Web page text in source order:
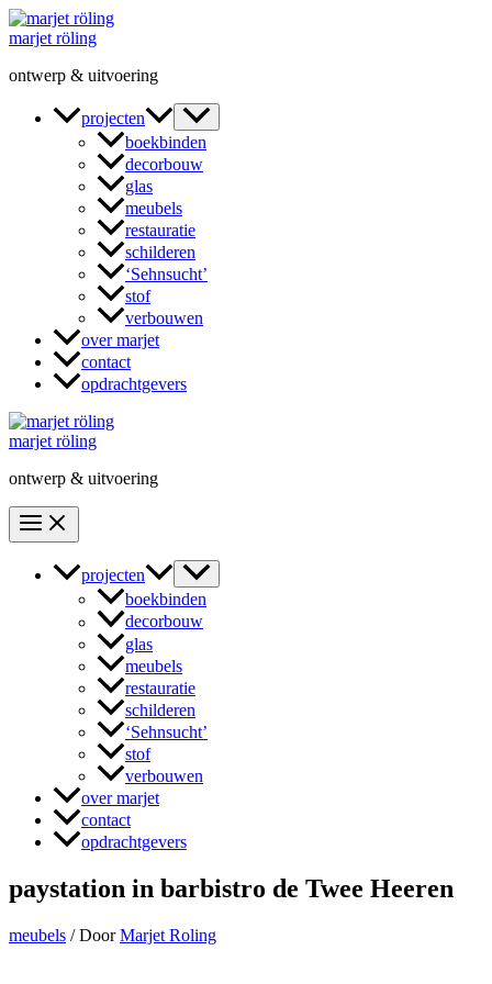
Ga
naar
inhoud
marjet röling
ontwerp & uitvoering
projecten
boekbinden
decorbouw
glas
meubels
restauratie
schilderen
‘Sehnsucht’
stof
verbouwen
over marjet
contact
opdrachtgevers
marjet röling
ontwerp & uitvoering
projecten
boekbinden
decorbouw
glas
meubels
restauratie
schilderen
‘Sehnsucht’
stof
verbouwen
over marjet
contact
opdrachtgevers
paystation in barbistro de Twee Heeren
meubels / DoorMarjet Roling